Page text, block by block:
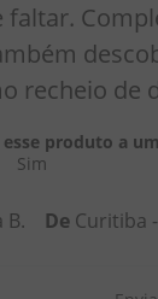
faltar.
recheio de
produto a
Sim
B. De Curitiba